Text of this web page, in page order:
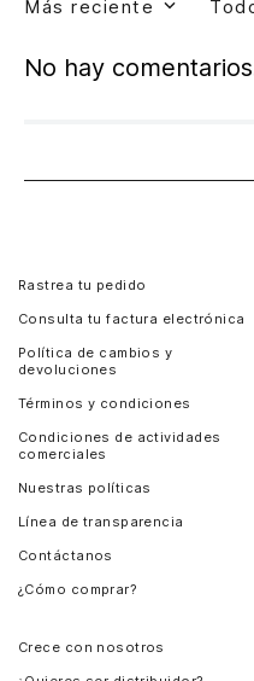
Más reciente
No hay
Rastrea tu pedido
Consulta tu factura electrónica
Política de cambios y
devoluciones
Términos y condiciones
Condiciones de actividades
comerciales
Nuestras políticas
Línea de transparencia
Contáctanos
¿Cómo comprar?
Crece con nosotros